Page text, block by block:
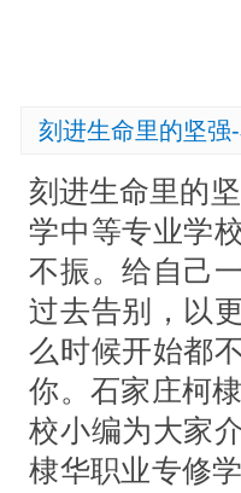
刻进生命里的坚强
刻进生命里的
学中等专业学
不振。给自己
过去告别，以
么时候开始都
你。石家庄柯
校小编为大家
棣华职业专修